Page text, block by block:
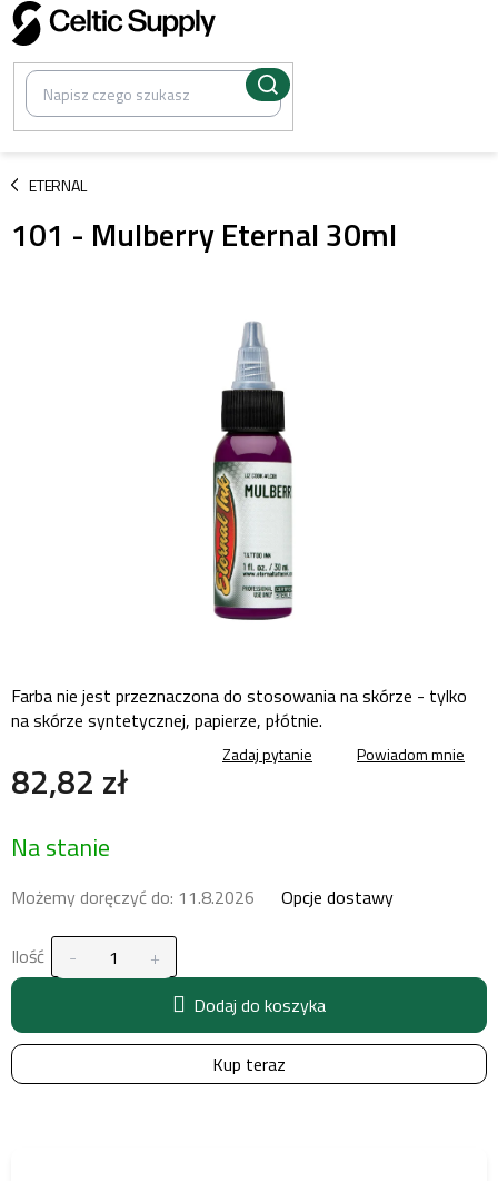
Przejść
do
treści
ETERNAL
/
101 - Mulberry Eternal 30ml
82,82 zł
jednostkowa:
Na stanie
Możemy doręczyć do: 11.8.2026 Opcje dostawy
Ilość
Dodaj do koszyka
Kup teraz
Farba nie jest przeznaczona do stosowania na skórze - tylko
na skórze syntetycznej, papierze, płótnie.
Zadaj pytanie Powiadom mnie